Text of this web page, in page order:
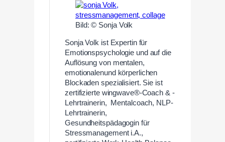
Bild: © Sonja Volk
Sonja Volk ist Expertin für
Emotionspsychologie und auf die
Auflösung von mentalen,
emotionalenund körperlichen
Blockaden spezialisiert. Sie ist
zertifizierte wingwave®-Coach & -
Lehrtrainerin, Mentalcoach, NLP-
Lehrtrainerin,
Gesundheitspädagogin für
Stressmanagement i.A.,